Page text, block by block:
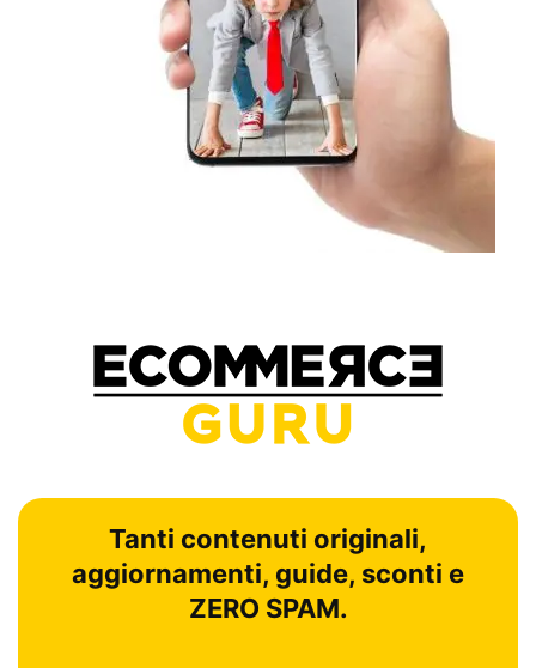
Tanti contenuti originali,
aggiornamenti, guide, sconti e
ZERO SPAM.